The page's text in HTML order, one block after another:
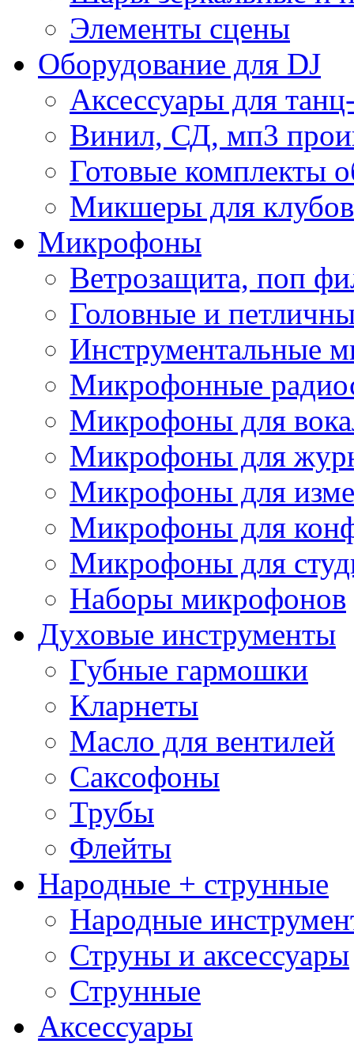
Элементы сцены
Оборудование для DJ
Аксессуары для
Винил, СД, мп3
Готовые комплекты
Микшеры для клубов
Микрофоны
Ветрозащита, поп
Головные и
Инструментальные
Микрофонные
Микрофоны для
Микрофоны для
Микрофоны для
Микрофоны для
Микрофоны для
Наборы микрофонов
Духовые инструменты
Губные гармошки
Кларнеты
Масло для вентилей
Саксофоны
Трубы
Флейты
Народные + струнные
Народные
Струны и аксессуары
Струнные
Аксессуары